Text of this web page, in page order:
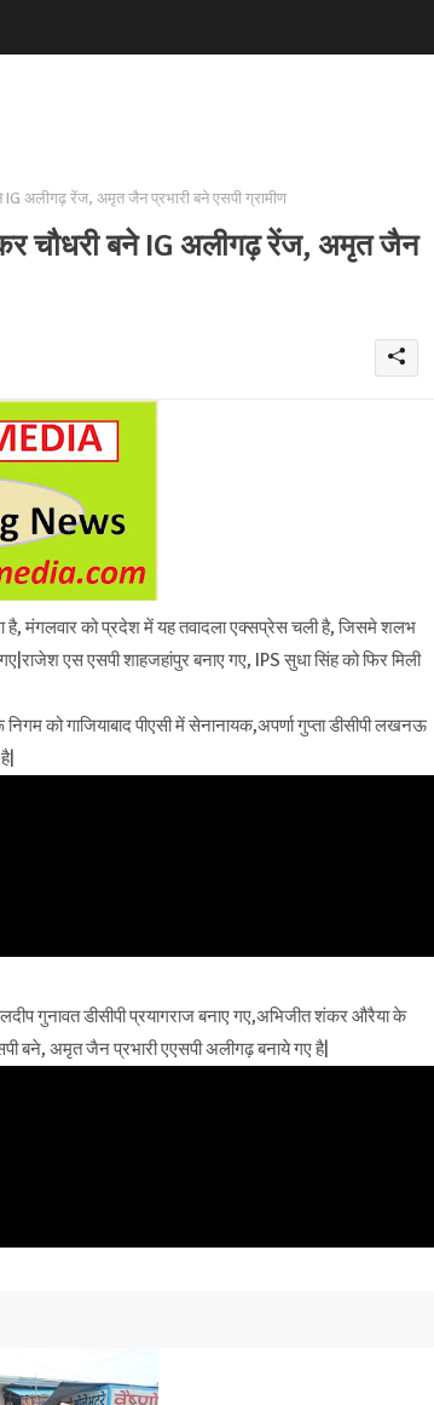
IG अलीगढ़ रेंज, अमृत जैन प्रभारी बने एसपी ग्रामीण
चौधरी बने IG अलीगढ़ रेंज, अमृत जैन
है, मंगलवार को प्रदेश में यह तवादला एक्सप्रेस चली है, जिसमे शलभ
एस एसपी शाहजहांपुर बनाए गए, IPS सुधा सिंह को फिर मिली
निगम को गाजियाबाद पीएसी में सेनानायक,अपर्णा गुप्ता डीसीपी लखनऊ
गुनावत डीसीपी प्रयागराज बनाए गए,अभिजीत शंकर औरैया के
बने, अमृत जैन प्रभारी एएसपी अलीगढ़ बनाये गए है|